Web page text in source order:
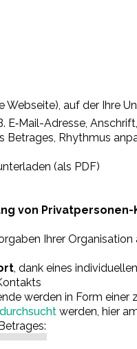
auf der Ihre
Adresse,
Betrages, Rhythmus
(als PDF)
von
Ihrer Organisation
, dank eines
werden in Form
durchsucht werden, hier